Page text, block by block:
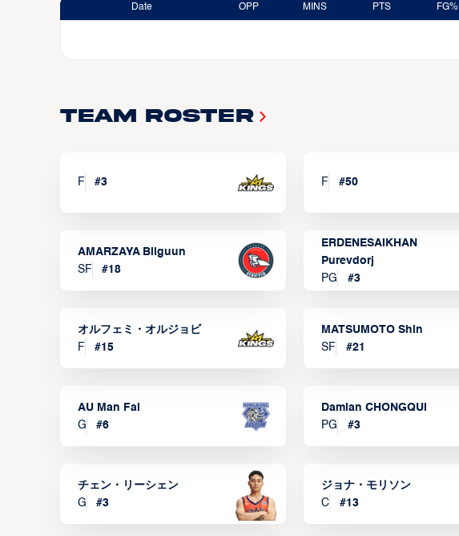
Date OPP MINS PTS FG%
Team Roster
F #3 F #50
AMARZAYA Bilguun
SF
#18
ERDENESAIKHAN
Purevdorj
PG
#3
オルフェミ・オルジョビ
F
#15
MATSUMOTO Shin
SF
#21
AU Man Fai
G
#6
Damian CHONGQUI
PG
#3
チェン・リーシェン
G
#3
ジョナ・モリソン
C
#13